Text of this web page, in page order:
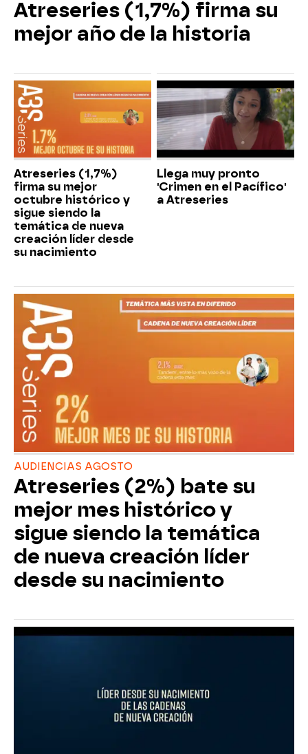
Atreseries (1,7%) firma su
mejor año de la historia
Atreseries (1,7%)
firma su mejor
octubre histórico y
sigue siendo la
temática de nueva
creación líder desde
su nacimiento
Llega muy pronto
'Crimen en el Pacífico'
a Atreseries
AUDIENCIAS AGOSTO
Atreseries (2%) bate su
mejor mes histórico y
sigue siendo la temática
de nueva creación líder
desde su nacimiento